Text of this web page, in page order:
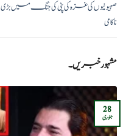
صہیونیوں کی غزہ کی پٹی کی جنگ میں بڑی
ناکامی
مشہور خبریں۔
28
جنوری